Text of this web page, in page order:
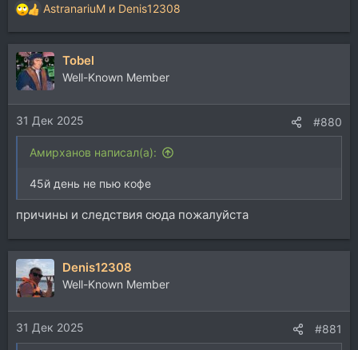
Р
е
а
к
ц
и
и
:
AstranariuM и Denis12308
Tobel
Well-Known Member
31 Дек 2025 #880
Aмирханов написал(а):
45й день не пью кофе
причины и следствия сюда пожалуйста
Denis12308
Well-Known Member
31 Дек 2025 #881